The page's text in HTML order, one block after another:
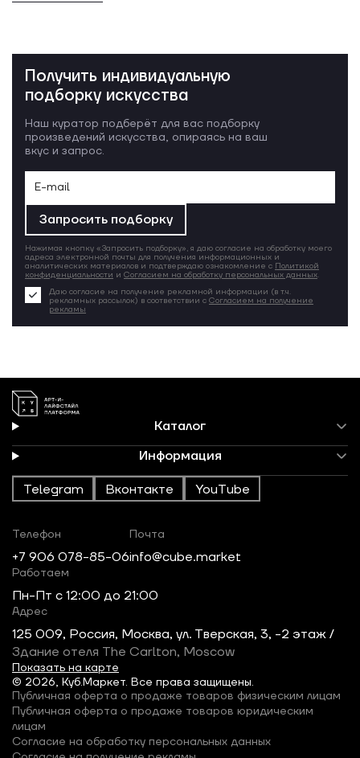
Получить индивидуальную
подборку искусства
Наш куратор подберёт для вас подборку
произведений искусства, опираясь на ваш
вкус и запрос.
Запросить подборку
Нажимая кнопку «Запросить подборку», я даю согласие на обработку моего
адреса электронной почты для получения информационных и
аналитических материалов и подтверждаю ознакомление с Политикой
конфиденциальности и Согласием на обработку персональных данных.
Даю согласие на получение рекламной информации (в т.ч.
рекламных рассылок) в соответствии с Согласием на получение
рекламы
Каталог
Информация
Telegram Вконтакте YouTube
© 2026, Куб.Маркет. Все права защищены.
Телефон
+7 906 078-85-06
Почта
info@cube.market
Работаем
Пн-Пт c 12:00 до 21:00
Адрес
125 009, Россия, Москва, ул. Тверская, 3, -2 этаж /
Здание отеля The Carlton, Moscow
Показать на карте
Публичная оферта о продаже товаров физическим лицам
Публичная оферта о продаже товаров юридическим
лицам
Согласие на обработку персональных данных